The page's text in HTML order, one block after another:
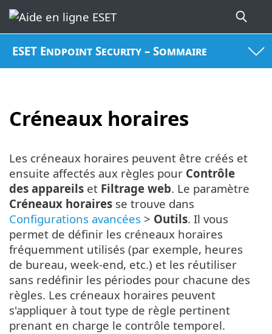
ESET Endpoint Security – Sommaire
Créneaux horaires
Les créneaux horaires peuvent être créés et
ensuite affectés aux règles pour Contrôle
des appareils et Filtrage web. Le paramètre
Créneaux horaires se trouve dans
Configurations avancées > Outils. Il vous
permet de définir les créneaux horaires
fréquemment utilisés (par exemple, heures
de bureau, week-end, etc.) et les réutiliser
sans redéfinir les périodes pour chacune des
règles. Les créneaux horaires peuvent
s'appliquer à tout type de règle pertinent
prenant en charge le contrôle temporel.